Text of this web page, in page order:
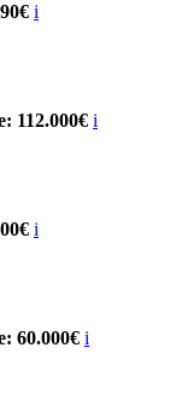
i
112.000€ i
i
60.000€ i